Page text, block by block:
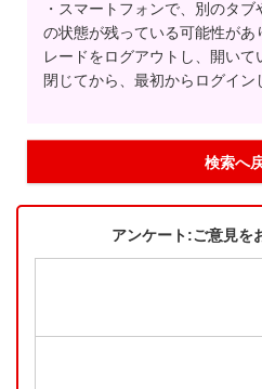
・スマートフォンで、別のタ
の状態が残っている可能性があ
レードをログアウトし、開い
閉じてから、最初からログイン
検索へ
アンケート:ご意見を